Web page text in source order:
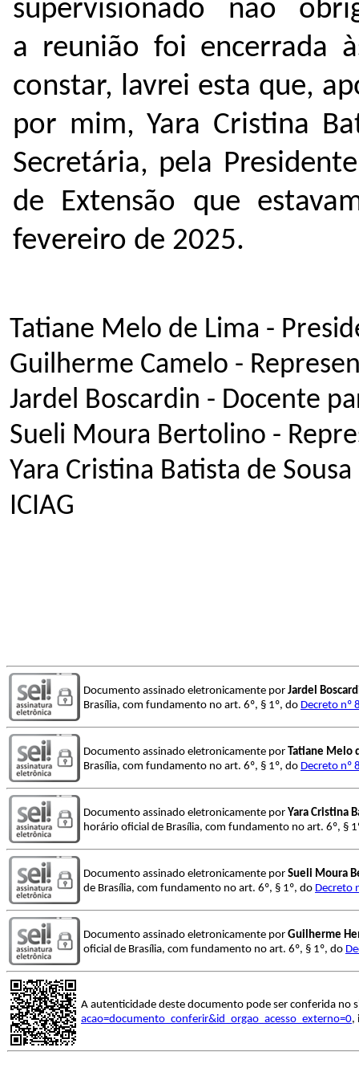
supervisionado não
a reunião foi encerrada
constar, lavrei esta que,
por mim, Yara Cristina
Secretária, pela
de Extensão que
fevereiro de 2025.
Tatiane Melo de Lima -
Guilherme Camelo -
Jardel Boscardin - Docente
Sueli Moura Bertolino -
Yara Cristina Batista de
ICIAG
Documento assinado eletronicamente por Jardel
Brasília, com fundamento no art. 6º, § 1º, do Decreto nº
Documento assinado eletronicamente por Tatiane Melo
Brasília, com fundamento no art. 6º, § 1º, do Decreto nº
Documento assinado eletronicamente por Yara Cristina
horário oficial de Brasília, com fundamento no art. 6º, §
Documento assinado eletronicamente por Sueli Moura
de Brasília, com fundamento no art. 6º, § 1º, do Decreto
Documento assinado eletronicamente por Guilherme
oficial de Brasília, com fundamento no art. 6º, § 1º, do
A autenticidade deste documento pode ser conferida no
acao=documento_conferir&id_orgao_acesso_externo=0,